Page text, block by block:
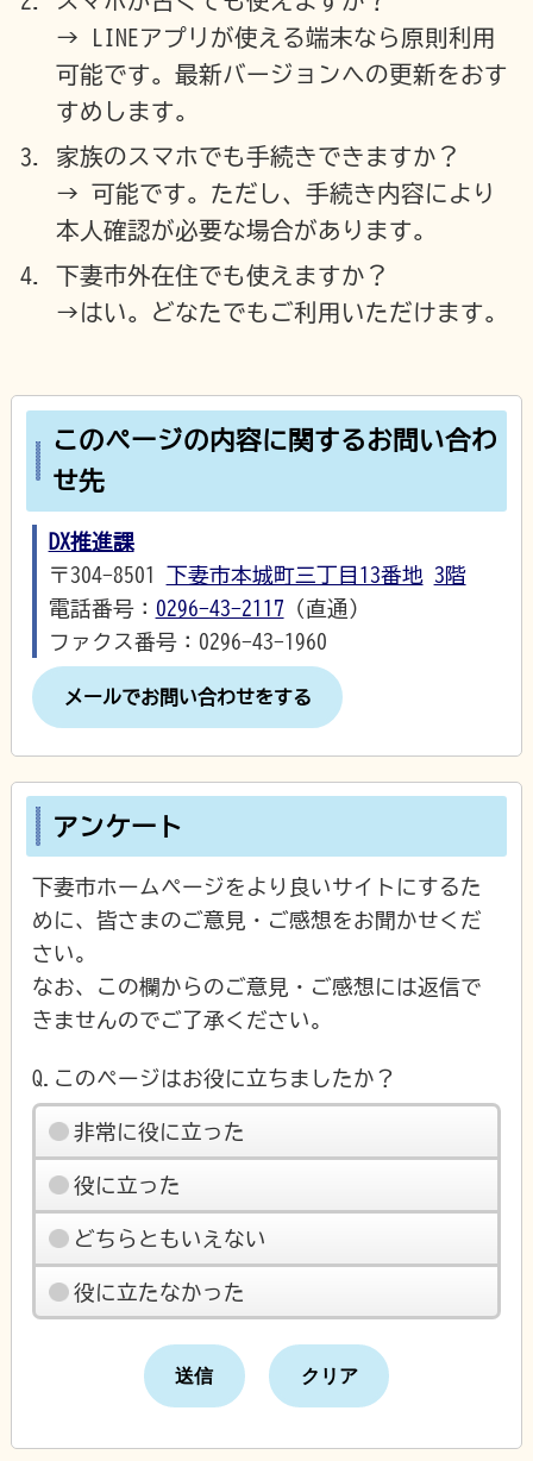
→ LINEアプリが使える端末なら原則利用
可能です。最新バージョンへの更新をおす
すめします。
家族のスマホでも手続きできますか？
→ 可能です。ただし、手続き内容により
本人確認が必要な場合があります。
下妻市外在住でも使えますか？
→はい。どなたでもご利用いただけます。
このページの内容に関するお問い合わ
せ先
DX推進課
〒304-8501 下妻市本城町三丁目13番地 3階
電話番号： 0296-43-2117 （直通）
ファクス番号：0296-43-1960
メールでお問い合わせをする
アンケート
下妻市ホームページをより良いサイトにするた
めに、皆さまのご意見・ご感想をお聞かせくだ
さい。
なお、この欄からのご意見・ご感想には返信で
きませんのでご了承ください。
Q.このページはお役に立ちましたか？
非常に役に立った
役に立った
どちらともいえない
役に立たなかった